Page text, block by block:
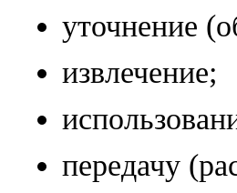
уточнение
извлечение;
передачу